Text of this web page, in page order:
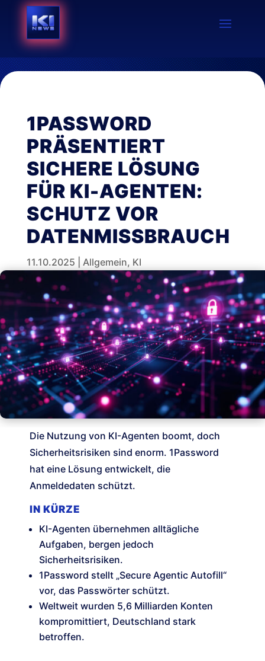
1PASSWORD
PRÄSENTIERT
SICHERE LÖSUNG
FÜR KI-AGENTEN:
SCHUTZ VOR
DATENMISSBRAUCH
11.10.2025 Allgemein, KI
Die Nutzung von KI-Agenten boomt, doch
Sicherheitsrisiken sind enorm. 1Password
hat eine Lösung entwickelt, die
Anmeldedaten schützt.
IN KÜRZE
KI-Agenten übernehmen alltägliche
Aufgaben, bergen jedoch
Sicherheitsrisiken.
1Password stellt „Secure Agentic Autofill“
vor, das Passwörter schützt.
Weltweit wurden 5,6 Milliarden Konten
kompromittiert, Deutschland stark
betroffen.